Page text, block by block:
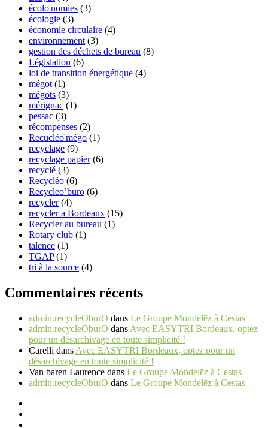
écolo'nomies (3)
écologie (3)
économie circulaire (4)
environnement (3)
gestion des déchets de bureau (8)
Législation (6)
loi de transition énergétique (4)
mégot (1)
mégots (3)
mérignac (1)
pessac (3)
récompenses (2)
Recucléo'mégo (1)
recyclage (9)
recyclage papier(6)
recyclé (3)
Recycléo (6)
Recycleo’buro (6)
recycler(4)
recycler a Bordeaux (15)
Recycler au bureau (1)
Rotary club (1)
talence (1)
TGAP(1)
tri à la source (4)
Commentaires récents
admin.recycleOburO dans Le Groupe Mondelēz à Cestas
admin.recycleOburO dans Avec EASYTRI Bordeaux, optez
pour un désarchivage en toute simplicité !
Carelli dans Avec EASYTRI Bordeaux, optez pour un
désarchivage en toute simplicité !
Van baren Laurence dans Le Groupe Mondelēz à Cestas
admin.recycleOburO dans Le Groupe Mondelēz à Cestas